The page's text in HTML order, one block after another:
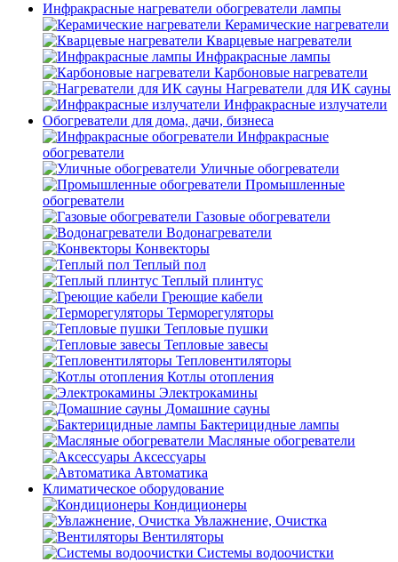
Инфракрасные нагреватели обогреватели лампы
Керамические нагреватели
Кварцевые нагреватели
Инфракрасные лампы
Карбоновые нагреватели
Нагреватели для ИК сауны
Инфракрасные излучатели
Обогреватели для дома, дачи, бизнеса
Инфракрасные
обогреватели
Уличные обогреватели
Промышленные
обогреватели
Газовые обогреватели
Водонагреватели
Конвекторы
Теплый пол
Теплый плинтус
Греющие кабели
Терморегуляторы
Тепловые пушки
Тепловые завесы
Тепловентиляторы
Котлы отопления
Электрокамины
Домашние сауны
Бактерицидные лампы
Масляные обогреватели
Аксессуары
Автоматика
Климатическое оборудование
Кондиционеры
Увлажнение, Очистка
Вентиляторы
Системы водоочистки